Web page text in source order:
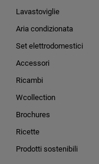
Lavastoviglie
Aria condizionata
Set elettrodomestici
Accessori
Ricambi
Wcollection
Brochures
Ricette
Prodotti sostenibili